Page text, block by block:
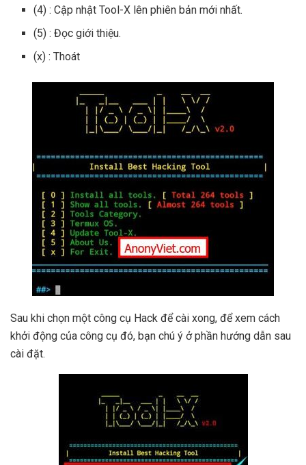
(4) : Cập nhật Tool-X lên phiên bản mới nhất.
(5) : Đọc giới thiệu.
(x) : Thoát
Sau khi chọn một công cụ Hack để cài xong, để xem cách
khởi động của công cụ đó, bạn chú ý ở phần hướng dẫn sau
cài đặt.